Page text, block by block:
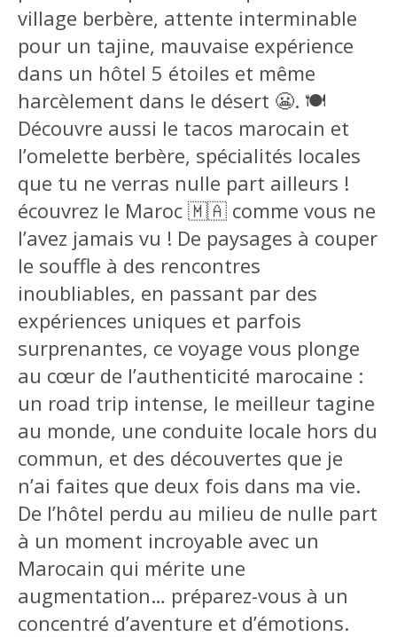
village berbère, attente interminable
pour un tajine, mauvaise expérience
dans un hôtel 5 étoiles et même
harcèlement dans le désert 😬. 🍽️
Découvre aussi le tacos marocain et
l’omelette berbère, spécialités locales
que tu ne verras nulle part ailleurs !
écouvrez le Maroc 🇲🇦 comme vous ne
l’avez jamais vu ! De paysages à couper
le souffle à des rencontres
inoubliables, en passant par des
expériences uniques et parfois
surprenantes, ce voyage vous plonge
au cœur de l’authenticité marocaine :
un road trip intense, le meilleur tagine
au monde, une conduite locale hors du
commun, et des découvertes que je
n’ai faites que deux fois dans ma vie.
De l’hôtel perdu au milieu de nulle part
à un moment incroyable avec un
Marocain qui mérite une
augmentation… préparez-vous à un
concentré d’aventure et d’émotions.